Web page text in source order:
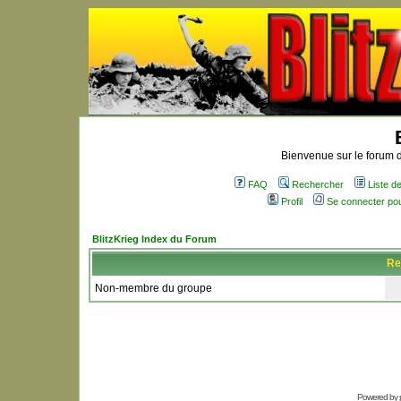
Bienvenue sur le forum
FAQ Rechercher
Liste
Profil
Se connecter
BlitzKrieg Index du Forum
Non-membre du groupe
Powered by